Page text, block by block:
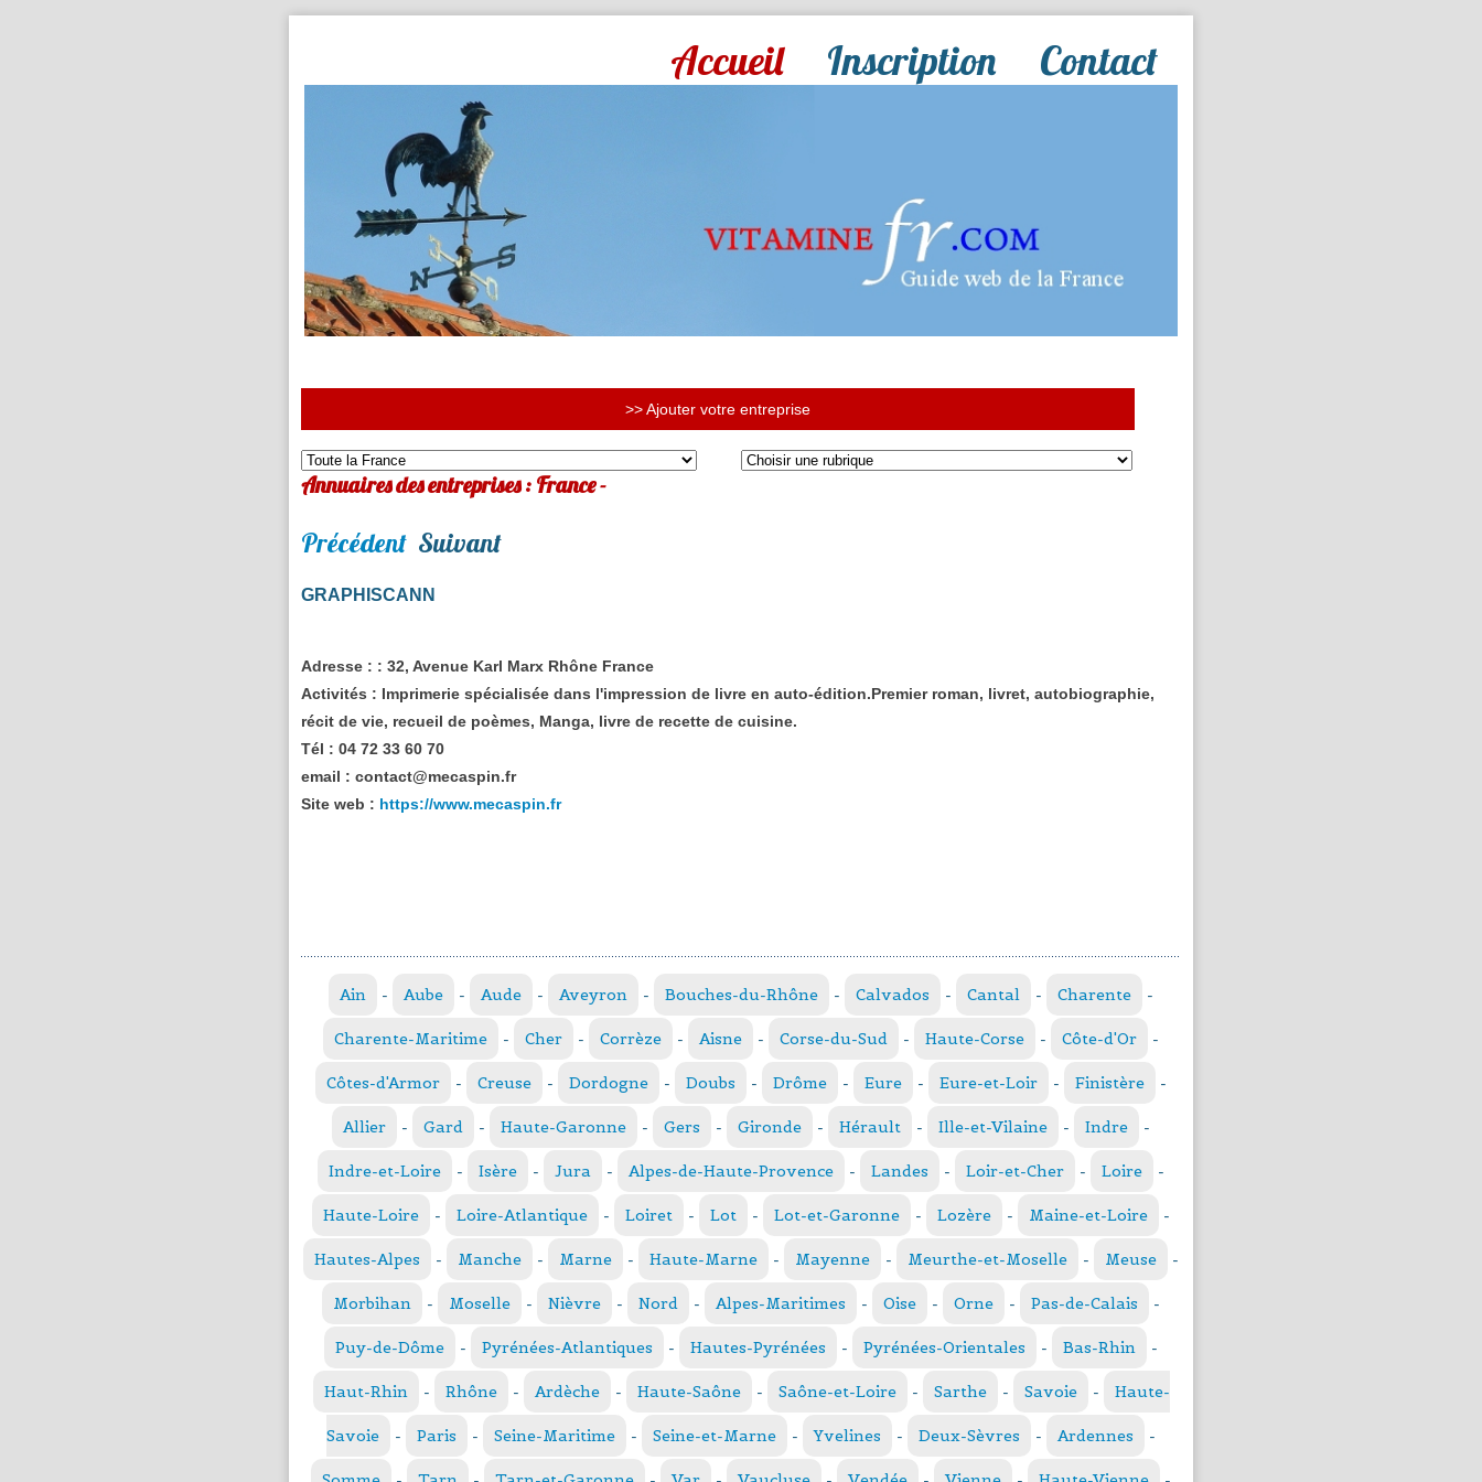
Accueil Inscription Contact
>> Ajouter votre entreprise
Annuaires des entreprises : France -
Précédent Suivant
GRAPHISCANN
Adresse : : 32, Avenue Karl Marx Rhône France
Activités : Imprimerie spécialisée dans l'impression de livre en auto-édition.Premier roman, livret, autobiographie,
récit de vie, recueil de poèmes, Manga, livre de recette de cuisine.
Tél : 04 72 33 60 70
email : contact@mecaspin.fr
Site web : https://www.mecaspin.fr
Ain - Aube - Aude - Aveyron - Bouches-du-Rhône - Calvados - Cantal - Charente -
Charente-Maritime - Cher - Corrèze - Aisne - Corse-du-Sud - Haute-Corse - Côte-d'Or -
Côtes-d'Armor - Creuse - Dordogne - Doubs - Drôme - Eure - Eure-et-Loir - Finistère -
Allier - Gard - Haute-Garonne - Gers - Gironde - Hérault - Ille-et-Vilaine - Indre -
Indre-et-Loire - Isère - Jura - Alpes-de-Haute-Provence - Landes - Loir-et-Cher - Loire -
Haute-Loire - Loire-Atlantique - Loiret - Lot - Lot-et-Garonne - Lozère - Maine-et-Loire -
Hautes-Alpes - Manche - Marne - Haute-Marne - Mayenne - Meurthe-et-Moselle - Meuse -
Morbihan - Moselle - Nièvre - Nord - Alpes-Maritimes - Oise - Orne - Pas-de-Calais -
Puy-de-Dôme - Pyrénées-Atlantiques - Hautes-Pyrénées - Pyrénées-Orientales - Bas-Rhin -
Haut-Rhin - Rhône - Ardèche - Haute-Saône - Saône-et-Loire - Sarthe - Savoie - Haute-
Savoie - Paris - Seine-Maritime - Seine-et-Marne - Yvelines - Deux-Sèvres - Ardennes -